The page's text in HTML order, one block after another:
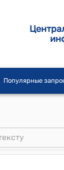
Популярные